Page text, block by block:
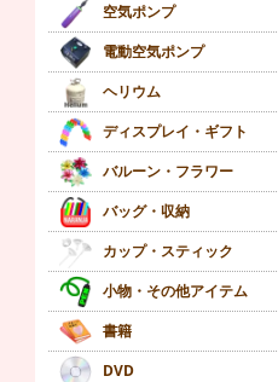
空気ポンプ
電動空気ポンプ
ヘリウム
ディスプレイ・ギフト
バルーン・フラワー
バッグ・収納
カップ・スティック
小物・その他アイテム
書籍
DVD